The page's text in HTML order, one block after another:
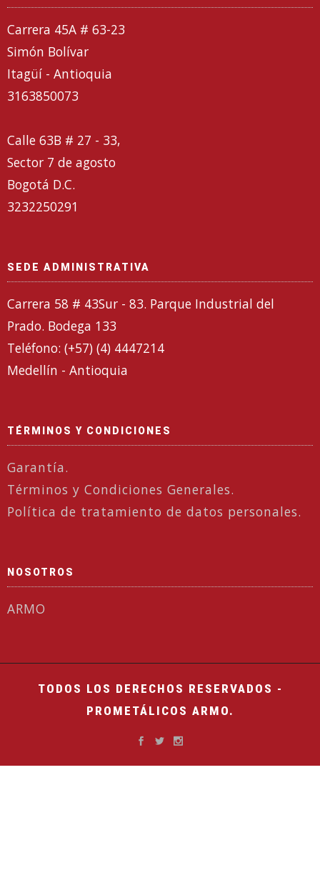
Carrera 45A # 63-23
Simón Bolívar
Itagüí - Antioquia
3163850073
Calle 63B # 27 - 33,
Sector 7 de agosto
Bogotá D.C.
3232250291
SEDE ADMINISTRATIVA
Carrera 58 # 43Sur - 83. Parque Industrial del
Prado. Bodega 133
Teléfono: (+57) (4) 4447214
Medellín - Antioquia
TÉRMINOS Y CONDICIONES
Garantía.
Términos y Condiciones Generales.
Política de tratamiento de datos personales.
NOSOTROS
ARMO
TODOS LOS DERECHOS RESERVADOS -
PROMETÁLICOS ARMO.